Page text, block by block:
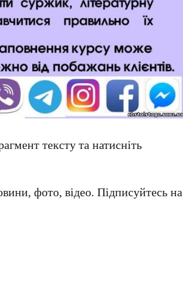
тексту та натисніть
фото, відео. Підписуйтесь на